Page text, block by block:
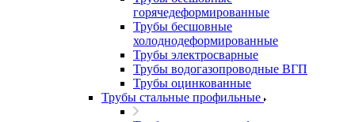
горячедеформированные
Трубы бесшовные
холоднодеформированные
Трубы электросварные
Трубы водогазопроводные ВГП
Трубы оцинкованные
Трубы стальные профильные